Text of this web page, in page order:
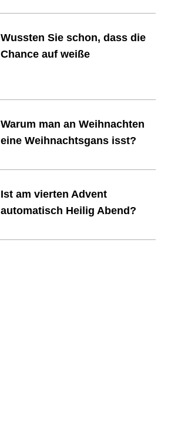
Wussten Sie schon, dass die
Chance auf weiße
Warum man an Weihnachten
eine Weihnachtsgans isst?
Ist am vierten Advent
automatisch Heilig Abend?